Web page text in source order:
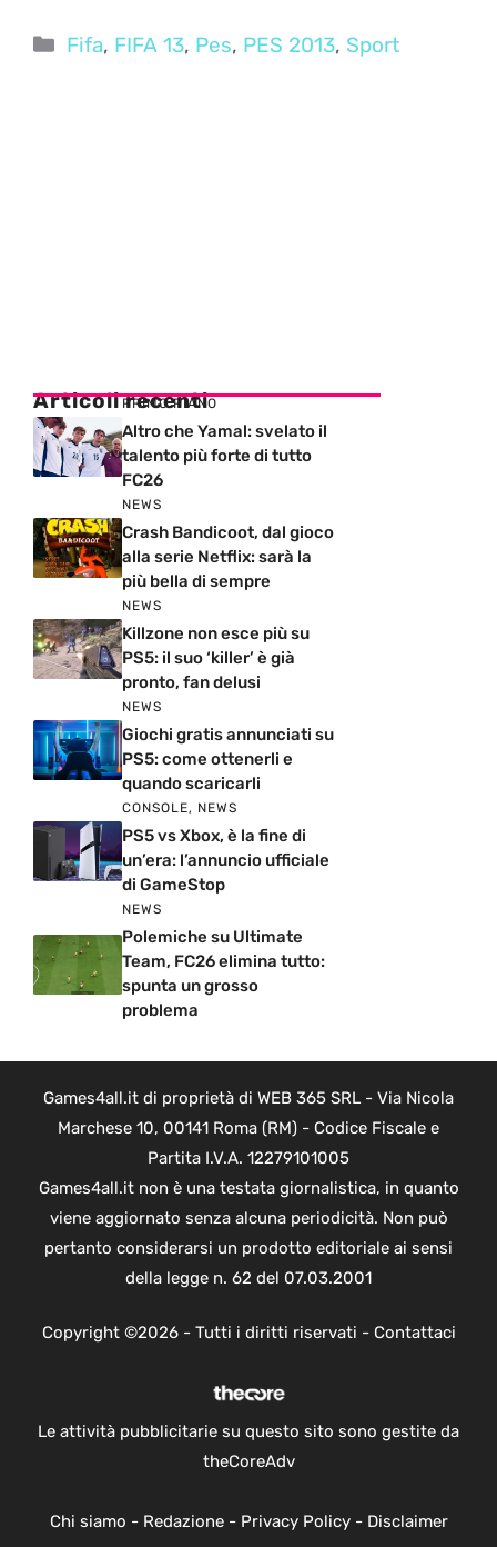
Categorie
Fifa, FIFA 13, Pes, PES 2013, Sport
Articoli recenti
PRIMO PIANO
Altro che Yamal: svelato il
talento più forte di tutto
FC26
NEWS
Crash Bandicoot, dal gioco
alla serie Netflix: sarà la
più bella di sempre
NEWS
Killzone non esce più su
PS5: il suo ‘killer’ è già
pronto, fan delusi
NEWS
Giochi gratis annunciati su
PS5: come ottenerli e
quando scaricarli
CONSOLE, NEWS
PS5 vs Xbox, è la fine di
un’era: l’annuncio ufficiale
di GameStop
NEWS
Polemiche su Ultimate
Team, FC26 elimina tutto:
spunta un grosso
problema
Games4all.it di proprietà di WEB 365 SRL - Via Nicola
Marchese 10, 00141 Roma (RM) - Codice Fiscale e
Partita I.V.A. 12279101005
Games4all.it non è una testata giornalistica, in quanto
viene aggiornato senza alcuna periodicità. Non può
pertanto considerarsi un prodotto editoriale ai sensi
della legge n. 62 del 07.03.2001
Copyright ©2026 - Tutti i diritti riservati - Contattaci
Le attività pubblicitarie su questo sito sono gestite da
theCoreAdv
Chi siamo - Redazione- Privacy Policy- Disclaimer